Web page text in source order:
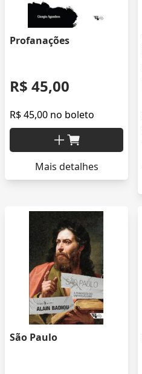
Profanações
R$ 45,00
R$ 45,00 no boleto
Mais detalhes
São Paulo